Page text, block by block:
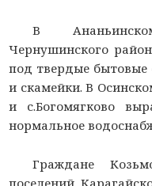
В
Чернушинского
под твердые
и скамейки. В
и с.Богомягково
нормальное
Граждане
поселений